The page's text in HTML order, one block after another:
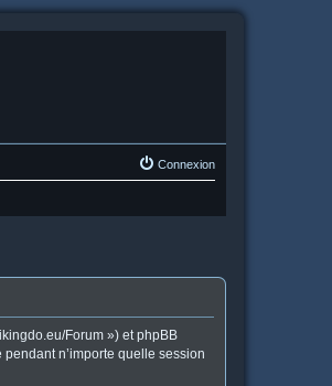
Connexion
Forum ») et phpBB
n’importe quelle session